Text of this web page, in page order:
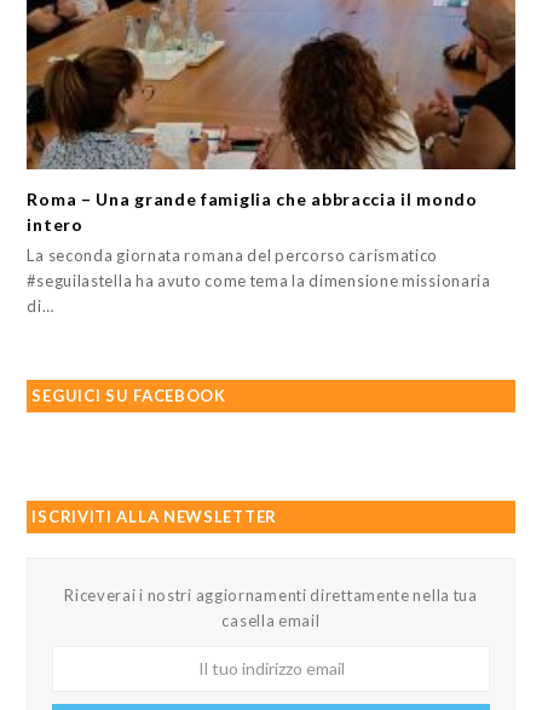
Roma – Una grande famiglia che abbraccia il mondo
intero
La seconda giornata romana del percorso carismatico
#seguilastella ha avuto come tema la dimensione missionaria
di…
SEGUICI SU FACEBOOK
ISCRIVITI ALLA NEWSLETTER
Riceverai i nostri aggiornamenti direttamente nella tua
casella email